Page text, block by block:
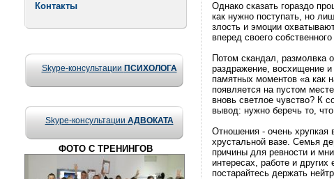
Контакты
Skype-консультации ПСИХОЛОГА
Skype-консультации АДВОКАТА
ФОТО С ТРЕНИНГОВ
Однако сказать гораздо
как нужно поступать, но
злость и эмоции
вперед своего
Потом скандал, размолвка
раздражение, восхищение
памятных моментов «а как
появляется на пустом
вновь светлое чувство? К
вывод: нужно беречь то,
Отношения - очень хрупкая
хрустальной вазе. Семья
причины для ревности и
интересах, работе и
постарайтесь держать